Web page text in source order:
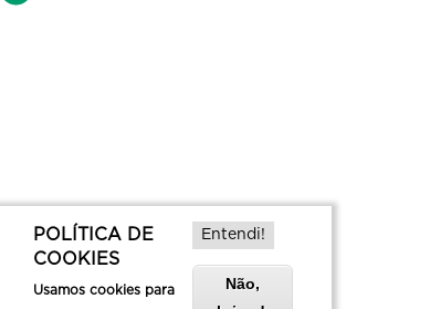
POLÍTICA DE
COOKIES
Usamos cookies para
Entendi!
Não,